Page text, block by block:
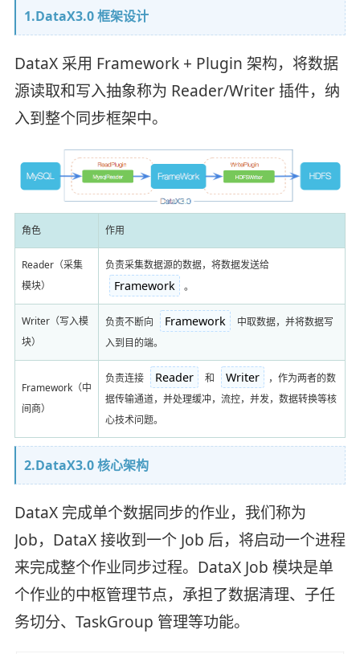
1.DataX3.0 框架设计
DataX 采用 Framework + Plugin 架构，将数据
源读取和写入抽象称为 Reader/Writer 插件，纳
入到整个同步框架中。
角色 作用
Reader（采集
模块）
负责采集数据源的数据，将数据发送给
Framework 。
Writer（写入模
块）
负责不断向 Framework
中取数据，并将数据写
入到目的端。
Framework（中
间商）
负责连接 Reader 和 Writer
，作为两者的数
据传输通道，并处理缓冲，流控，并发，数据转换等核
心技术问题。
2.DataX3.0 核心架构
DataX 完成单个数据同步的作业，我们称为
Job，DataX 接收到一个 Job 后，将启动一个进程
来完成整个作业同步过程。DataX Job 模块是单
个作业的中枢管理节点，承担了数据清理、子任
务切分、TaskGroup 管理等功能。